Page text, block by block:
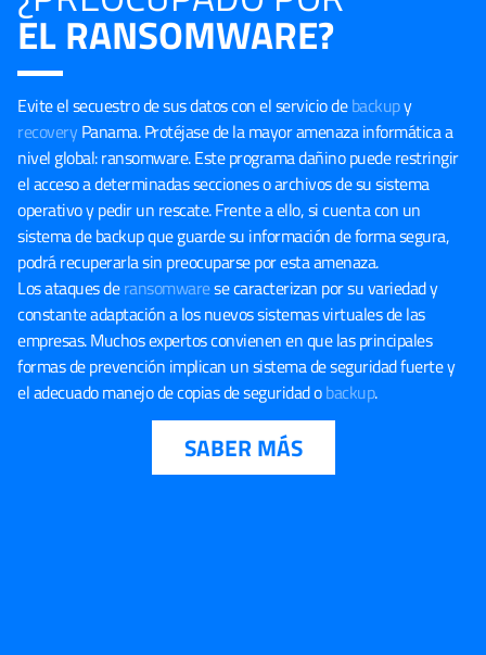
EL RANSOMWARE?
Evite el secuestro de sus datos con el servicio debackupy
recoveryPanama. Protéjase de la mayor amenaza informática a
nivel global: ransomware. Este programa dañino puede restringir
el acceso a determinadas secciones o archivos de su sistema
operativo y pedir un rescate. Frente a ello, si cuenta con un
sistema de backup que guarde su información de forma segura,
podrá recuperarla sin preocuparse por esta amenaza.
Los ataques deransomwarese caracterizan por su variedad y
constante adaptación a los nuevos sistemas virtuales de las
empresas. Muchos expertos convienen en que las principales
formas de prevención implican un sistema de seguridad fuerte y
el adecuado manejo de copias de seguridad obackup.
SABER MÁS